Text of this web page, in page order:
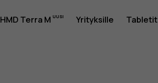
HMD Terra M Yrityksille Tabletit